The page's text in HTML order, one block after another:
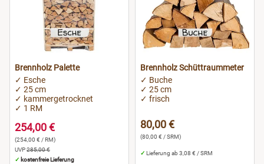
Brennholz Palette
✓ Esche
✓ 25 cm
✓ kammergetrocknet
✓ 1 RM
254,00 €
(254,00 € / RM)
UVP285,00 €
✓ kostenfreie Lieferung
Brennholz Schüttraummeter
✓ Buche
✓ 25 cm
✓ frisch
80,00 €
(80,00 € / SRM)
✓ Lieferung ab 3,08 € / SRM